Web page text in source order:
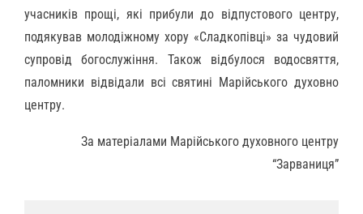
учасників прощі, які прибули до відпустового центру,
подякував молодіжному хору «Сладкопівці» за чудовий
супровід богослужіння. Також відбулося водосвяття,
паломники відвідали всі святині Марійського духовно
центру.
За матеріалами Марійського духовного центру
“Зарваниця”